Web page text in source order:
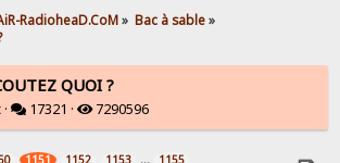
RadioheaD.CoM» Bac à sable»
QUOI ?
· 17321 · 7290596
1151 1152 1153 ... 1155